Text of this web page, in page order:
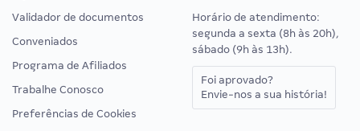
Validador de documentos
Conveniados
Programa de Afiliados
Trabalhe Conosco
Preferências de Cookies
Horário de atendimento:
segunda a sexta (8h às 20h),
sábado (9h às 13h).
Foi aprovado?
Envie-nos a sua história!